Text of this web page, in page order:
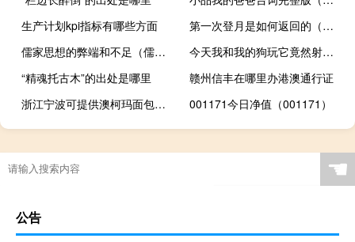
生产计划kpi指标有哪些方面
第一次登月是如何返回的（第一次登月）
儒家思想的弊端和不足（儒家思想的弊端）
今天我和我的狗玩它竟然射到我身上了发生了什么事？
“精魂托古木”的出处是哪里
赣州信丰在哪里办港澳通行证
浙江宁波可提供澳柯玛面包机维修服务地址在哪
001171今日净值（001171）
☚
公告